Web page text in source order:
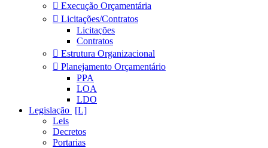
Execução Orçamentária
Licitações/Contratos
Licitações
Contratos
Estrutura Organizacional
Planejamento Orçamentário
PPA
LOA
LDO
Legislação
Leis
Decretos
Portarias